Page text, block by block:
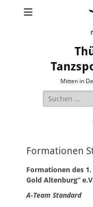
Mitten in
Suche
nach:
Formationen
Formationen des 1.
Gold Altenburg“
A-Team Standard